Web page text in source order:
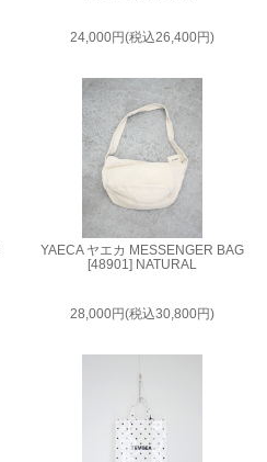
24,000円(税込26,400円)
YAECA ヤエカ MESSENGER BAG
[48901] NATURAL
28,000円(税込30,800円)